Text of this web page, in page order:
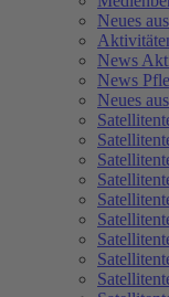
Neues
News
News
Neues